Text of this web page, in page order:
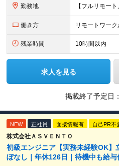
勤務地
働き方 リモートワー
残業時間 10時間以内
求人を見る
掲載終了予定日：
NEW 正社員 面接情報有 自己PR不
株式会社ＡＳＶＥＮＴＯ
初級エンジニア【実務未経験OK】
ぼなし｜年休126日｜待機中も給与